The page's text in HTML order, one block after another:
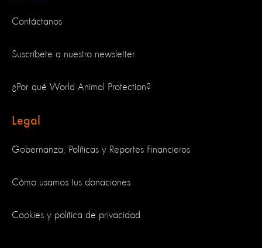
Contáctanos
Suscríbete a nuestro newsletter
¿Por qué World Animal Protection?
Legal
Gobernanza, Políticas y Reportes Financieros
Cómo usamos tus donaciones
Cookies y política de privacidad